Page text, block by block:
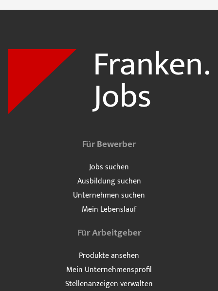
Für Bewerber
Jobs suchen
Ausbildung suchen
Unternehmen suchen
Mein Lebenslauf
Für Arbeitgeber
Produkte ansehen
Mein Unternehmensprofil
Stellenanzeigen verwalten